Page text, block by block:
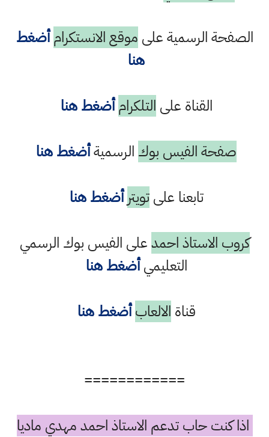
الصفحة الرسمية على موقع الانستكرام أضغط
هنا
القناة على التلكرام أضغط هنا
صفحة الفيس بوك الرسميةأضغط هنا
تابعنا علىتويتر أضغط هنا
كروب الاستاذ احمدعلى الفيس بوك الرسمي
التعليميأضغط هنا
قناة الالعاب أضغط هنا
============
اذا كنت حاب تدعم الاستاذ احمد مهدي ماديا